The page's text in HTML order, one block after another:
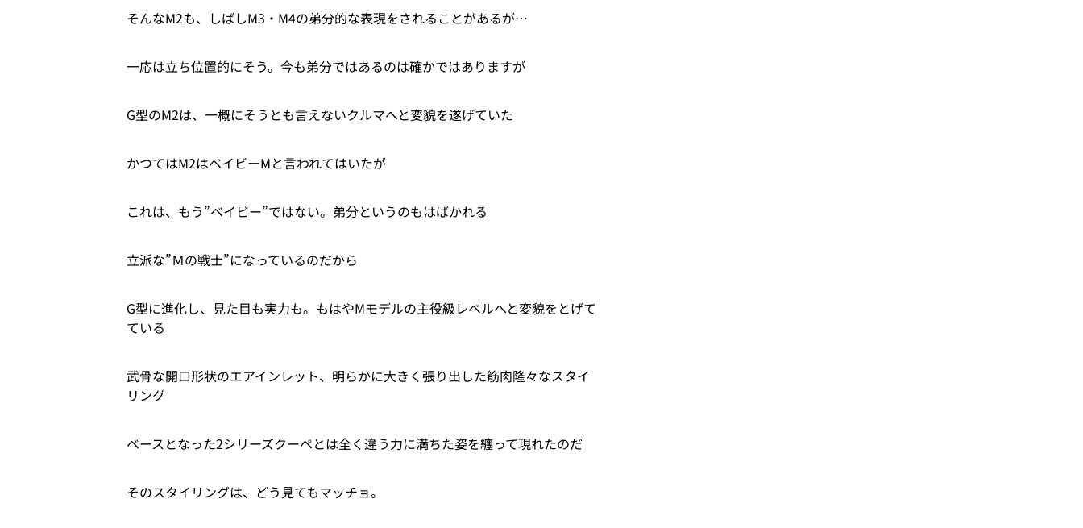
そんなM2も、しばしM3・M4の弟分的な表現をされることがあるが…
一応は立ち位置的にそう。今も弟分ではあるのは確かではありますが
G型のM2は、一概にそうとも言えないクルマへと変貌を遂げていた
かつてはM2はベイビーMと言われてはいたが
これは、もう”ベイビー”ではない。弟分というのもはばかれる
立派な”Ｍの戦士”になっているのだから
G型に進化し、見た目も実力も。もはやMモデルの主役級レベルへと変貌をとげて
ている
武骨な開口形状のエアインレット、明らかに大きく張り出した筋肉隆々なスタイ
リング
ベースとなった2シリーズクーペとは全く違う力に満ちた姿を纏って現れたのだ
そのスタイリングは、どう見てもマッチョ。